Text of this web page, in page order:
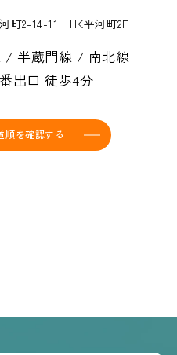
町2-14-11 HK平河町2F
/ 半蔵門線 / 南北線
出口 徒歩4分
順を確認する